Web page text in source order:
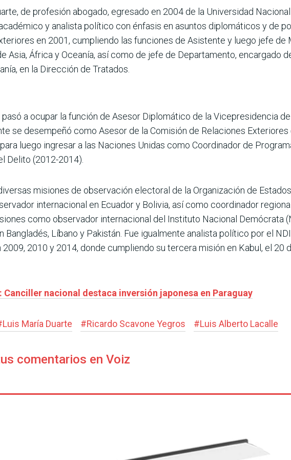
de profesión abogado, egresado en 2004 de la Universidad
y analista político con énfasis en asuntos diplomáticos y de
en 2001, cumpliendo las funciones de Asistente y luego jefe de
Asia, África y Oceanía, así como de jefe de Departamento, encargado
en la Dirección de Tratados.
pasó a ocupar la función de Asesor Diplomático de la Vicepresidencia
se desempeñó como Asesor de la Comisión de Relaciones Exteriores
luego ingresar a las Naciones Unidas como Coordinador de
Delito (2012-2014).
misiones de observación electoral de la Organización de
internacional en Ecuador y Bolivia, así como coordinador
como observador internacional del Instituto Nacional Demócrata
Bangladés, Líbano y Pakistán. Fue igualmente analista político por el
2009, 2010 y 2014, donde cumpliendo su tercera misión en Kabul, el
Canciller nacional destaca inversión japonesa en Paraguay
Luis María Duarte #Ricardo Scavone Yegros #Luis Alberto Lacalle
comentarios en Voiz